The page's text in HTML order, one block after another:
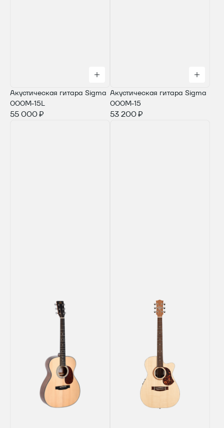
Акустическая гитара Sigma
000M-15L
55 000 ₽
Акустическая гитара Sigma
000M-15
53 200 ₽